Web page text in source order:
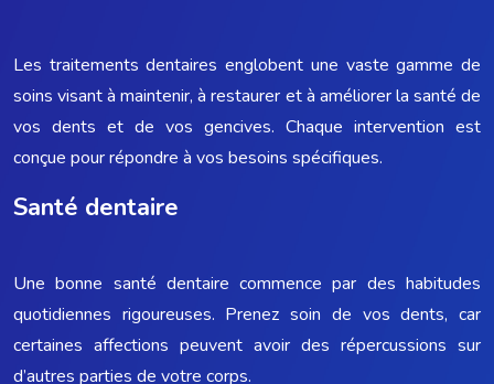
Les traitements dentaires englobent une vaste gamme de
soins visant à maintenir, à restaurer et à améliorer la santé de
vos dents et de vos gencives. Chaque intervention est
conçue pour répondre à vos besoins spécifiques.
Santé dentaire
Une bonne santé dentaire commence par des habitudes
quotidiennes rigoureuses. Prenez soin de vos dents, car
certaines affections peuvent avoir des répercussions sur
d’autres parties de votre corps.